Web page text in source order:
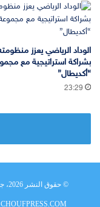
الوداد الرياضي يعزز
بشراكة استراتيجية مع
“أكديطال”
23:29
© حقوق النشر 2026، جميع الحقوق محفوظة |
CHOUFPRESS.COM - جريدة مغربية مستقلة تتجدد على مدار الساعة